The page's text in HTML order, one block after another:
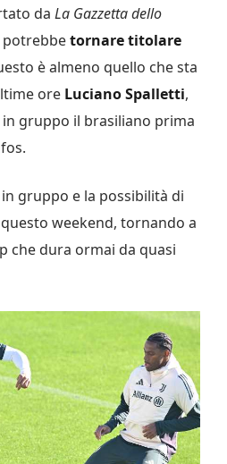
da La Gazzetta dello
potrebbetornare titolare
è almeno quello che sta
ore LucianoSpalletti,
gruppo il brasiliano prima
gruppo e la possibilità di
weekend, tornando a
che dura ormai da quasi